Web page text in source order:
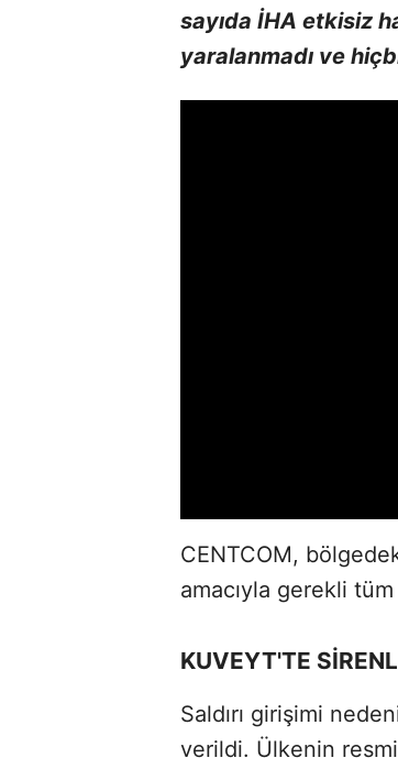
sayıda İHA etkisiz
yaralanmadı ve
CENTCOM,
amacıyla gerekli
KUVEYT'TE
Saldırı girişimi
verildi. Ülkenin